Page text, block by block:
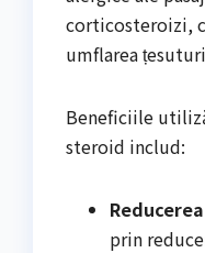
corticosteroizi,
umflarea
Beneficiile
steroid includ:
prin